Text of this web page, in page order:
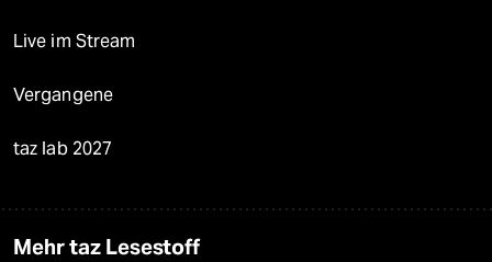
Live im Stream
Vergangene
taz lab 2027
Mehr taz Lesestoff